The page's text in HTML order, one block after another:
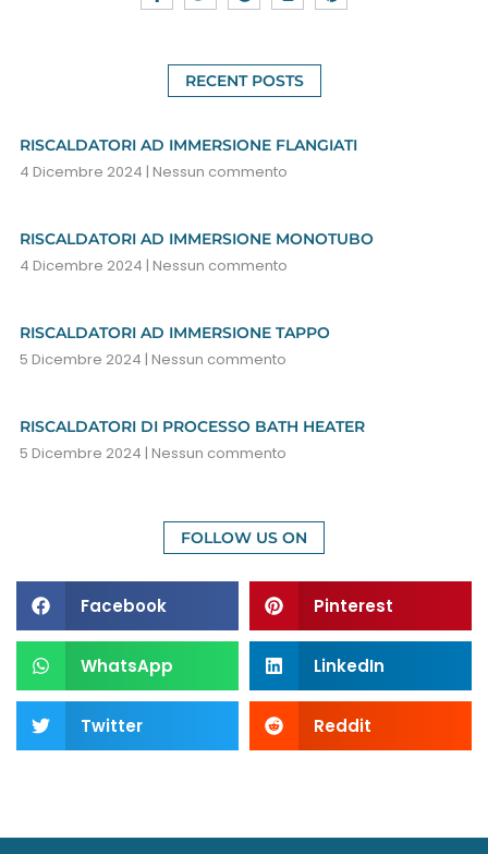
RECENT POSTS
RISCALDATORI AD IMMERSIONE FLANGIATI
4 Dicembre 2024 Nessun commento
RISCALDATORI AD IMMERSIONE MONOTUBO
4 Dicembre 2024 Nessun commento
RISCALDATORI AD IMMERSIONE TAPPO
5 Dicembre 2024 Nessun commento
RISCALDATORI DI PROCESSO BATH HEATER
5 Dicembre 2024 Nessun commento
FOLLOW US ON
Facebook Pinterest
WhatsApp LinkedIn
Twitter Reddit